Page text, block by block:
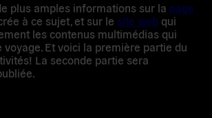
plus amples informations sur la page
à ce sujet, et sur le site web qui
les contenus multimédias qui
voyage. Et voici la première partie du
La seconde partie sera